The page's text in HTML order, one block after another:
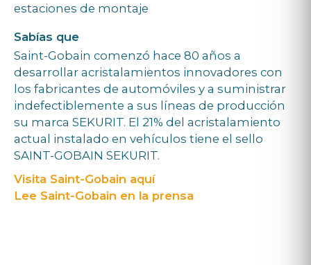
estaciones de montaje
Sabías que
Saint-Gobain comenzó hace 80 años a
desarrollar acristalamientos innovadores con
los fabricantes de automóviles y a suministrar
indefectiblemente a sus líneas de producción
su marca SEKURIT. El 21% del acristalamiento
actual instalado en vehículos tiene el sello
SAINT-GOBAIN SEKURIT.
Visita Saint-Gobain aquí
Lee Saint-Gobain en la prensa